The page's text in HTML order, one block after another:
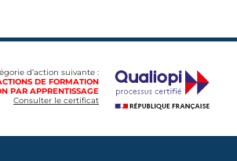
d’action suivante :
DE FORMATION
PAR APPRENTISSAGE
Consulter le certificat